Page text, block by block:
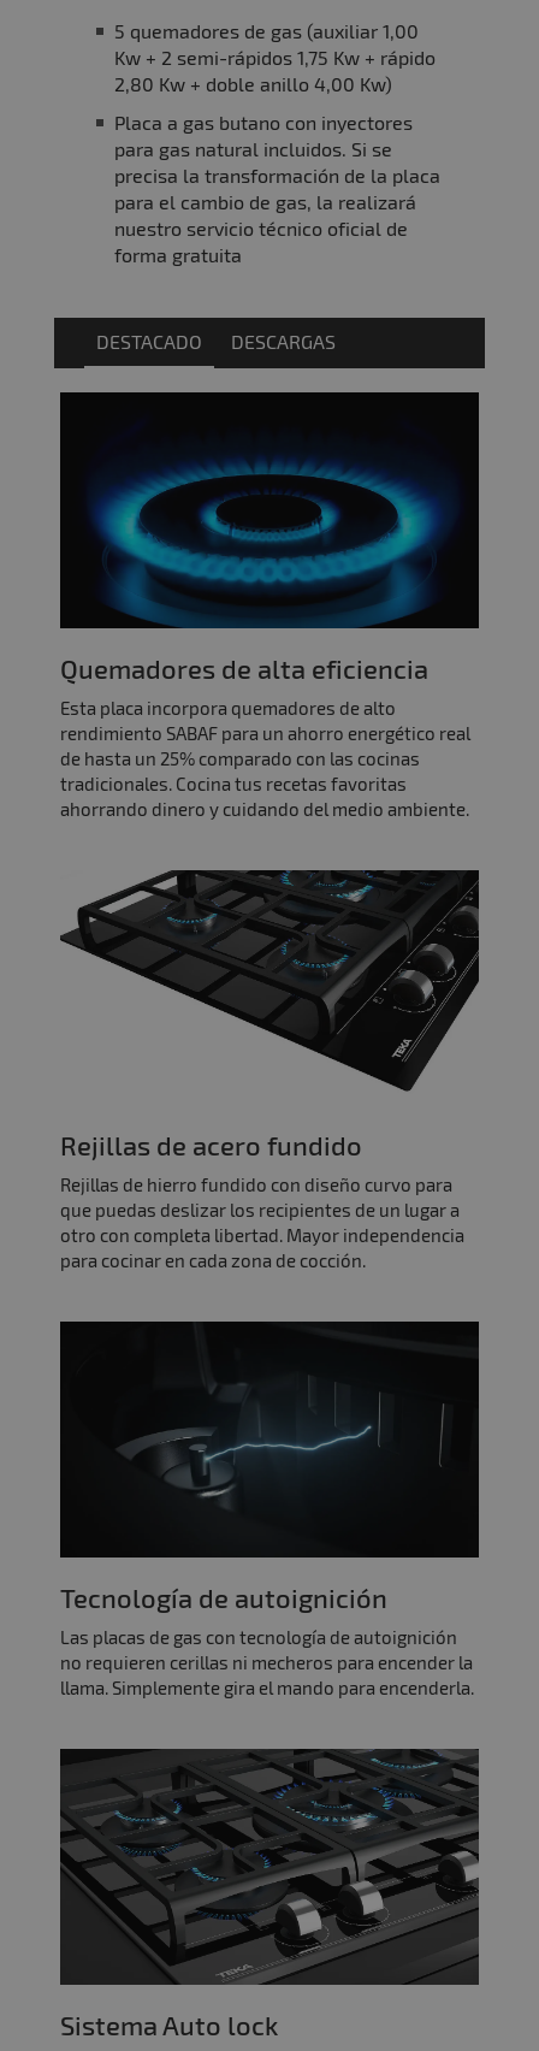
5 quemadores de gas (auxiliar 1,00
Kw + 2 semi-rápidos 1,75 Kw + rápido
2,80 Kw + doble anillo 4,00 Kw)
Placa a gas butano con inyectores
para gas natural incluidos. Si se
precisa la transformación de la placa
para el cambio de gas, la realizará
nuestro servicio técnico oficial de
forma gratuita
DESTACADO DESCARGAS
Quemadores de alta eficiencia
Esta placa incorpora quemadores de alto
rendimiento SABAF para un ahorro energético real
de hasta un 25% comparado con las cocinas
tradicionales. Cocina tus recetas favoritas
ahorrando dinero y cuidando del medio ambiente.
Rejillas de acero fundido
Rejillas de hierro fundido con diseño curvo para
que puedas deslizar los recipientes de un lugar a
otro con completa libertad. Mayor independencia
para cocinar en cada zona de cocción.
Tecnología de autoignición
Las placas de gas con tecnología de autoignición
no requieren cerillas ni mecheros para encender la
llama. Simplemente gira el mando para encenderla.
Sistema Auto lock